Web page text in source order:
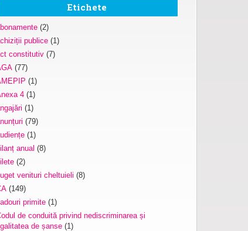
Etichete
(2)
publice (1)
constitutiv (7)
(77)
(1)
4 (1)
(1)
(79)
(1)
anual (8)
(2)
venituri cheltuieli (8)
(149)
primite (1)
de conduită privind nediscriminarea și
de șanse (1)